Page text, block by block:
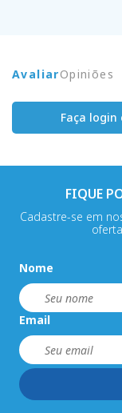
AvaliarOpiniões
Faça login
FIQUE
Cadastre-se em
Nome
Email